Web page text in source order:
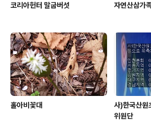
코리아헌터 말굽버섯 자연산삼가
홀아비꽃대
사)한국산원
위원단